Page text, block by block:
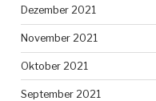
Dezember 2021
November 2021
Oktober 2021
September 2021